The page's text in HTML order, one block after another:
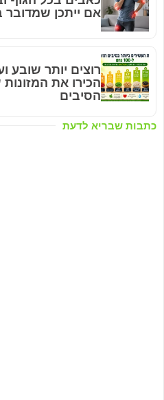
כתבות שבריא לדעת
אם ייתכן שמדובר
רוצים יותר שובע
הכירו את
הסיבים